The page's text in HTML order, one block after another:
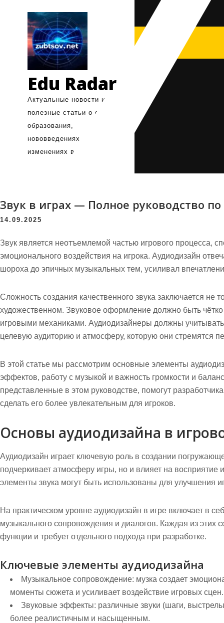
содержимому
Edu Radar
Актуальные новости и
полезные статьи о системе
образования,
нововведениях и
изменениях в поступлении
Звук в играх — Полное руководство
14.09.2025
Звук является неотъемлемой частью игрового процесса,
эмоционального воздействия на игрока. Аудиодизайн
шороха до эпичных музыкальных тем, усиливал
Сложность создания качественного звука заключается не
художественном. Звуковое оформление должно быть
игровыми механиками. Аудиодизайнеры должны
целевую аудиторию и атмосферу, которую они стремятся
В этой статье мы рассмотрим основные элементы
эффектов, работу с музыкой и важность громкости и
представленные в этом руководстве, помогут
сделать его более увлекательным для игроков.
Основы аудиодизайна в
Аудиодизайн играет ключевую роль в создании
подчеркивает атмосферу игры, но и влияет на восприятие
элементы звука могут быть использованы для улучшения
На практическом уровне аудиодизайн в игре включает в
музыкального сопровождения и диалогов. Каждая из этих
функции и требует отдельного подхода при разработке.
Ключевые элементы аудиодизайна
Музыкальное сопровождение: музка создает
моменты сюжета и усиливает воздействие игровых сцен.
Звуковые эффекты: различные звуки (шаги,
более реалистичным и насыщенным.